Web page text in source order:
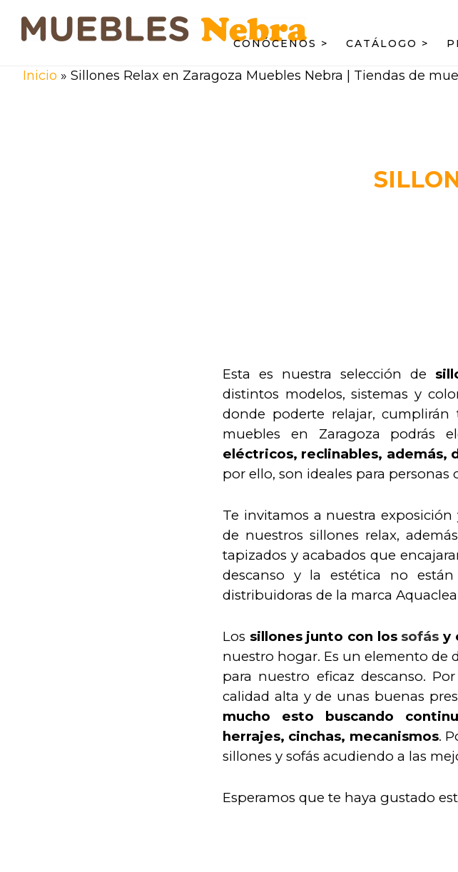
principal
CONÓCENOS > CATÁLOGO >
Inicio » Sillones Relax en Zaragoza Muebles Nebra | Tiendas de
Esta es nuestra selección de
distintos modelos, sistemas y
donde poderte relajar, cumplirán
muebles en Zaragoza podrás
eléctricos, reclinables, además,
por ello, son ideales para
Te invitamos a nuestra exposición
de nuestros sillones relax,
tapizados y acabados que
descanso y la estética no están
distribuidoras de la marca
Los sillones junto con los sofás y
nuestro hogar. Es un elemento de
para nuestro eficaz descanso.
calidad alta y de unas buenas
mucho esto buscando
herrajes, cinchas, mecanismos.
sillones y sofás acudiendo a las
Esperamos que te haya gustado